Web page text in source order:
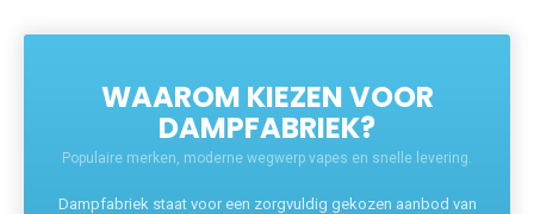
WAAROM KIEZEN VOOR
DAMPFABRIEK?
Populaire merken, moderne wegwerp vapes en snelle levering.
Dampfabriek staat voor een zorgvuldig gekozen aanbod van